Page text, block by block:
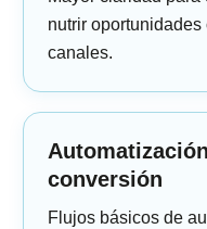
nutrir
canales.
conversión
Flujos básicos de